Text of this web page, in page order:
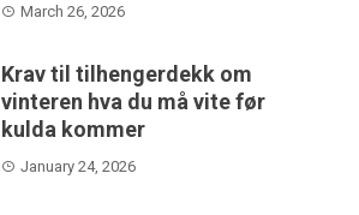
March 26, 2026
Krav til tilhengerdekk om
vinteren hva du må vite før
kulda kommer
January 24, 2026